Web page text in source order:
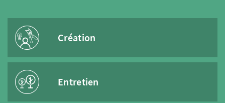
Création
Entretien